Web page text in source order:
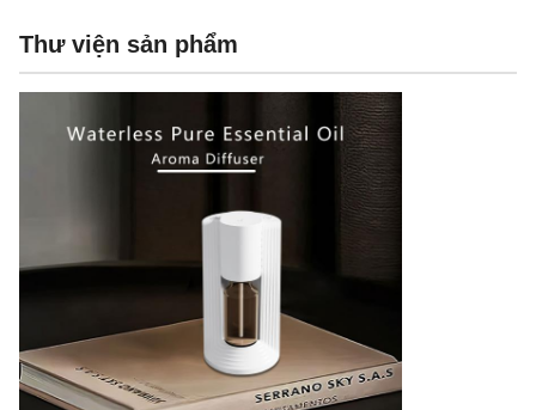
Thư viện sản phẩm